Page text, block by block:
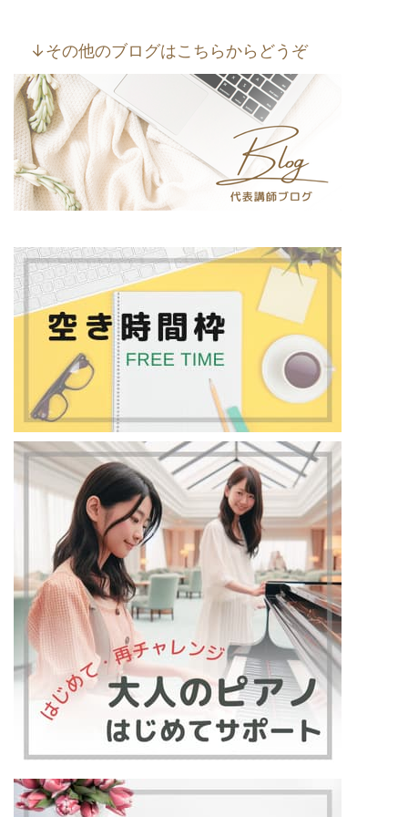
↓その他のブログはこちらからどうぞ